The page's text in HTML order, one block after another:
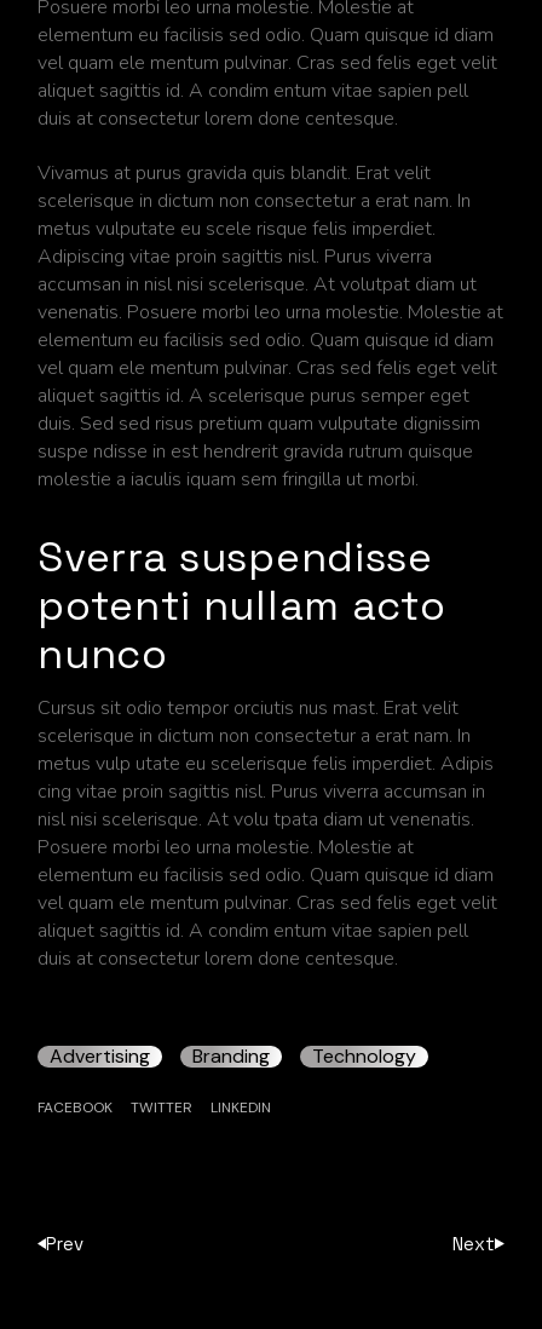
Posuere morbi leo urna molestie. Molestie at
elementum eu facilisis sed odio. Quam quisque id diam
vel quam ele mentum pulvinar. Cras sed felis eget velit
aliquet sagittis id. A condim entum vitae sapien pell
duis at consectetur lorem done centesque.
Vivamus at purus gravida quis blandit. Erat velit
scelerisque in dictum non consectetur a erat nam. In
metus vulputate eu scele risque felis imperdiet.
Adipiscing vitae proin sagittis nisl. Purus viverra
accumsan in nisl nisi scelerisque. At volutpat diam ut
venenatis. Posuere morbi leo urna molestie. Molestie at
elementum eu facilisis sed odio. Quam quisque id diam
vel quam ele mentum pulvinar. Cras sed felis eget velit
aliquet sagittis id. A scelerisque purus semper eget
duis. Sed sed risus pretium quam vulputate dignissim
suspe ndisse in est hendrerit gravida rutrum quisque
molestie a iaculis iquam sem fringilla ut morbi.
Sverra suspendisse
potenti nullam acto
nunco
Cursus sit odio tempor orciutis nus mast. Erat velit
scelerisque in dictum non consectetur a erat nam. In
metus vulp utate eu scelerisque felis imperdiet. Adipis
cing vitae proin sagittis nisl. Purus viverra accumsan in
nisl nisi scelerisque. At volu tpata diam ut venenatis.
Posuere morbi leo urna molestie. Molestie at
elementum eu facilisis sed odio. Quam quisque id diam
vel quam ele mentum pulvinar. Cras sed felis eget velit
aliquet sagittis id. A condim entum vitae sapien pell
duis at consectetur lorem done centesque.
Advertising Branding Technology
FACEBOOK TWITTER LINKEDIN
Prev Next